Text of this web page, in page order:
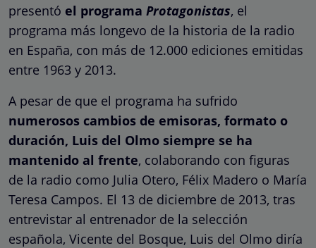
presentó el programa Protagonistas, el
programa más longevo de la historia de la radio
en España, con más de 12.000 ediciones emitidas
entre 1963 y 2013.
A pesar de que el programa ha sufrido
numerosos cambios de emisoras, formato o
duración, Luis del Olmo siempre se ha
mantenido al frente, colaborando con figuras
de la radio como Julia Otero, Félix Madero o María
Teresa Campos. El 13 de diciembre de 2013, tras
entrevistar al entrenador de la selección
española, Vicente del Bosque, Luis del Olmo diría